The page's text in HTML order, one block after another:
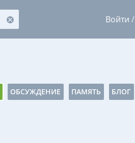
Войти /
ОБСУЖДЕНИЕ ПАМЯТЬ БЛОГ